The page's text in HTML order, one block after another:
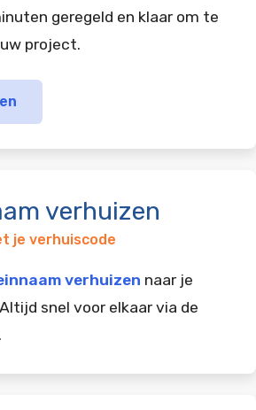
geregeld en klaar om te
project.
verhuizen
je verhuiscode
verhuizen naar je
snel voor elkaar via de